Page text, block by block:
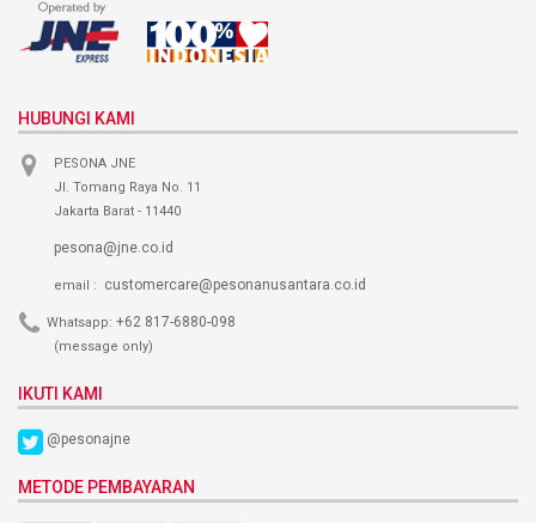
HUBUNGI KAMI
PESONA JNE
Jl. Tomang Raya No. 11
Jakarta Barat - 11440
pesona@jne.co.id
email : customercare@pesonanusantara.co.id
Whatsapp: +62 817-6880-098
(message only)
IKUTI KAMI
@pesonajne
METODE PEMBAYARAN